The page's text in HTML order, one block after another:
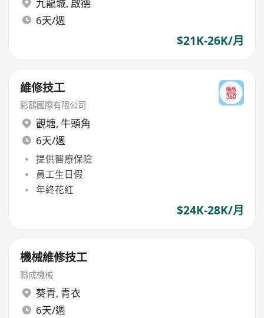
九龍城, 啟德
6天/週
$21K-26K/月
維修技工
彩鷗國際有限公司
觀塘, 牛頭角
6天/週
提供醫療保險
員工生日假
年終花紅
$24K-28K/月
機械維修技工
聯成機械
葵青, 青衣
6天/週